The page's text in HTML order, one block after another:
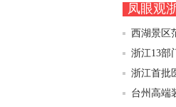
凤眼观
西湖景区
浙江13部
浙江首批
台州高端